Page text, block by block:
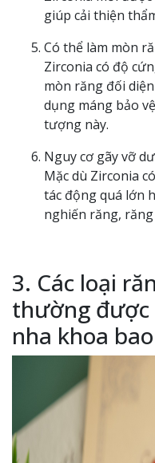
giúp cải thiện
Có thể làm mòn
Zirconia có độ
mòn răng đối
dụng máng bảo
tượng này.
Nguy cơ gãy vỡ
Mặc dù Zirconia
tác động quá lớn
nghiến răng,
3. Các loại
thường
nha khoa